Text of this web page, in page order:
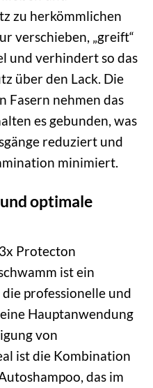
zu herkömmlichen
verschieben, „greift“
und verhindert so das
über den Lack. Die
Fasern nehmen das
es gebunden, was
reduziert und
minimiert.
optimale
Protecton
ist ein
professionelle und
Hauptanwendung
von
ist die Kombination
das im